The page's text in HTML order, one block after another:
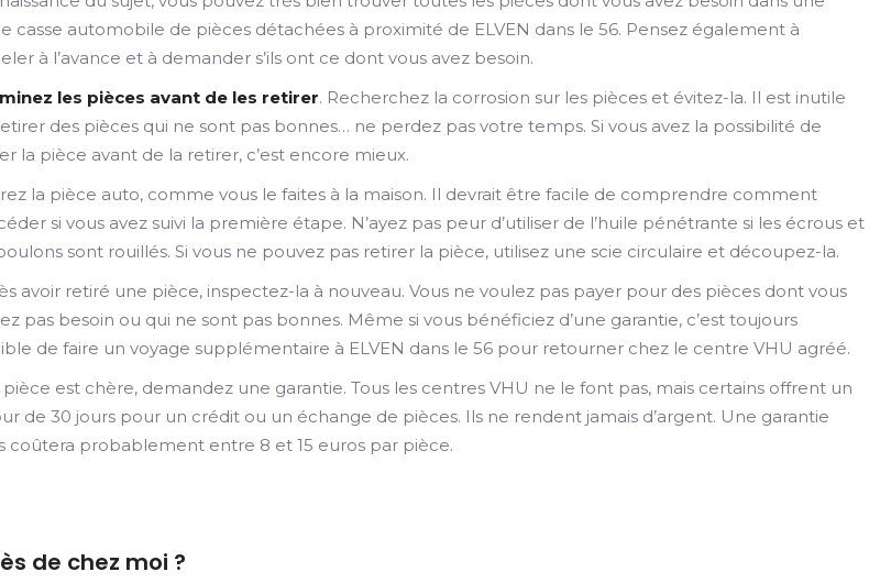
casse automobile de pièces détachées à proximité de ELVEN dans le 56. Pensez également à
à l’avance et à demander s’ils ont ce dont vous avez besoin.
les pièces avant de les retirer. Recherchez la corrosion sur les pièces et évitez-la. Il est inutile
des pièces qui ne sont pas bonnes… ne perdez pas votre temps. Si vous avez la possibilité de
la pièce avant de la retirer, c’est encore mieux.
la pièce auto, comme vous le faites à la maison. Il devrait être facile de comprendre comment
si vous avez suivi la première étape. N’ayez pas peur d’utiliser de l’huile pénétrante si les écrous et
sont rouillés. Si vous ne pouvez pas retirer la pièce, utilisez une scie circulaire et découpez-la.
avoir retiré une pièce, inspectez-la à nouveau. Vous ne voulez pas payer pour des pièces dont vous
pas besoin ou qui ne sont pas bonnes. Même si vous bénéficiez d’une garantie, c’est toujours
de faire un voyage supplémentaire à ELVEN dans le 56 pour retourner chez le centre VHU agréé.
pièce est chère, demandez une garantie. Tous les centres VHU ne le font pas, mais certains offrent un
de 30 jours pour un crédit ou un échange de pièces. Ils ne rendent jamais d’argent. Une garantie
coûtera probablement entre 8 et 15 euros par pièce.
de chez moi ?